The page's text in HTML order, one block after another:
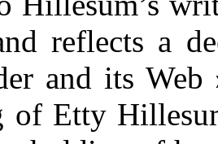
reflects a
and its
of Etty